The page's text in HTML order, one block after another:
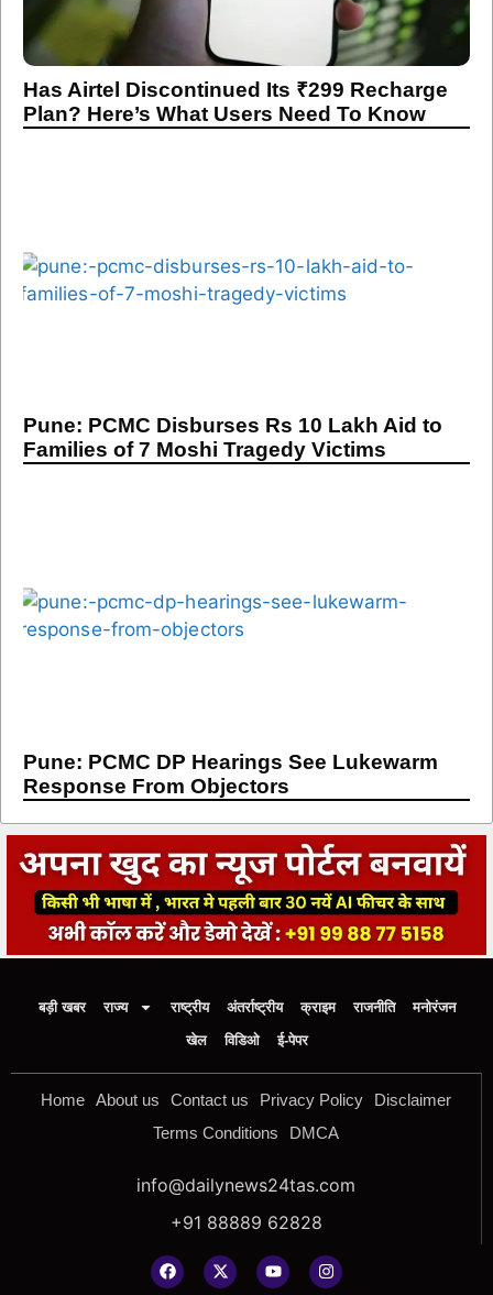
Has Airtel Discontinued Its ₹299 Recharge
Plan? Here’s What Users Need To Know
Pune: PCMC Disburses Rs 10 Lakh Aid to
Families of 7 Moshi Tragedy Victims
Pune: PCMC DP Hearings See Lukewarm
Response From Objectors
बड़ी खबर राज्य राष्ट्रीय अंतर्राष्ट्रीय क्राइम राजनीति
मनोरंजन
खेल
विडिओ ई-पेपर
Home About us Contact us Privacy Policy
Disclaimer
Terms Conditions
DMCA
info@dailynews24tas.com
+91 88889 62828